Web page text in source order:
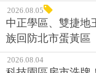
2026.08.05
中正學區、雙捷地
族回防北市蛋黃區
2026.08.04